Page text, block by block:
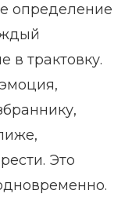
определение
в трактовку.
Это